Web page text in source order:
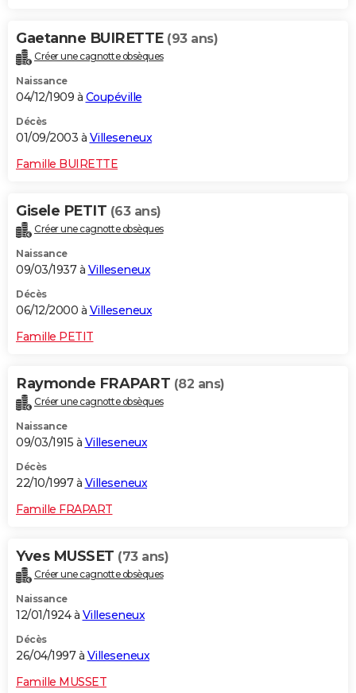
Gaetanne BUIRETTE (93 ans)
Créer une cagnotte obsèques
Naissance
04/12/1909 à Coupéville
Décès
01/09/2003 à Villeseneux
Famille BUIRETTE
Gisele PETIT (63 ans)
Créer une cagnotte obsèques
Naissance
09/03/1937 à Villeseneux
Décès
06/12/2000 à Villeseneux
Famille PETIT
Raymonde FRAPART (82 ans)
Créer une cagnotte obsèques
Naissance
09/03/1915 à Villeseneux
Décès
22/10/1997 à Villeseneux
Famille FRAPART
Yves MUSSET (73 ans)
Créer une cagnotte obsèques
Naissance
12/01/1924 à Villeseneux
Décès
26/04/1997 à Villeseneux
Famille MUSSET